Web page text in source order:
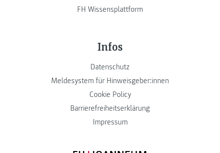
FH Wissensplattform
Infos
Datenschutz
Meldesystem für Hinweisgeber:innen
Cookie Policy
Barrierefreiheitserklärung
Impressum